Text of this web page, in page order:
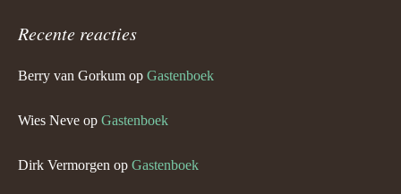
Recente reacties
Berry van Gorkum op Gastenboek
Wies Neve op Gastenboek
Dirk Vermorgen op Gastenboek